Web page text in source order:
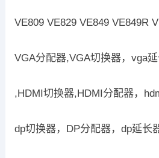
VE809 VE829 VE849 VE849R
VGA分配器,VGA切换器，vga
,HDMI切换器,HDMI分配器，
dp切换器，DP分配器，dp延长